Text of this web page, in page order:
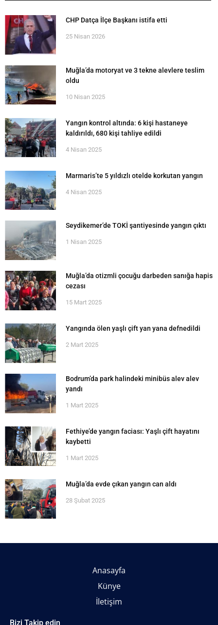
CHP Datça İlçe Başkanı istifa etti
25 Nisan 2026
Muğla’da motoryat ve 3 tekne alevlere teslim
oldu
10 Nisan 2025
Yangın kontrol altında: 6 kişi hastaneye
kaldırıldı, 680 kişi tahliye edildi
4 Nisan 2025
Marmaris’te 5 yıldızlı otelde korkutan yangın
4 Nisan 2025
Seydikemer’de TOKİ şantiyesinde yangın çıktı
1 Nisan 2025
Muğla’da otizmli çocuğu darbeden sanığa hapis
cezası
15 Mart 2025
Yangında ölen yaşlı çift yan yana defnedildi
2 Mart 2025
Bodrum’da park halindeki minibüs alev alev
yandı
1 Mart 2025
Fethiye’de yangın faciası: Yaşlı çift hayatını
kaybetti
1 Mart 2025
Muğla’da evde çıkan yangın can aldı
28 Şubat 2025
Anasayfa
Künye
İletişim
Bizi Takip edin